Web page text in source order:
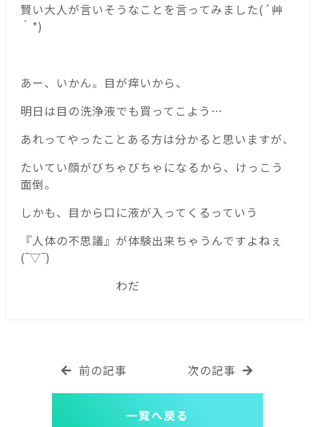
賢い大人が言いそうなことを言ってみました(´艸
｀*)
あー、いかん。目が痒いから、
明日は目の洗浄液でも買ってこよう…
あれってやったことある方は分かると思いますが、
たいてい顔がびちゃびちゃになるから、けっこう
面倒。
しかも、目から口に液が入ってくるっていう
『人体の不思議』が体験出来ちゃうんですよねぇ
(‾▽‾)
わだ
前の記事
一覧へ戻る
次の記事